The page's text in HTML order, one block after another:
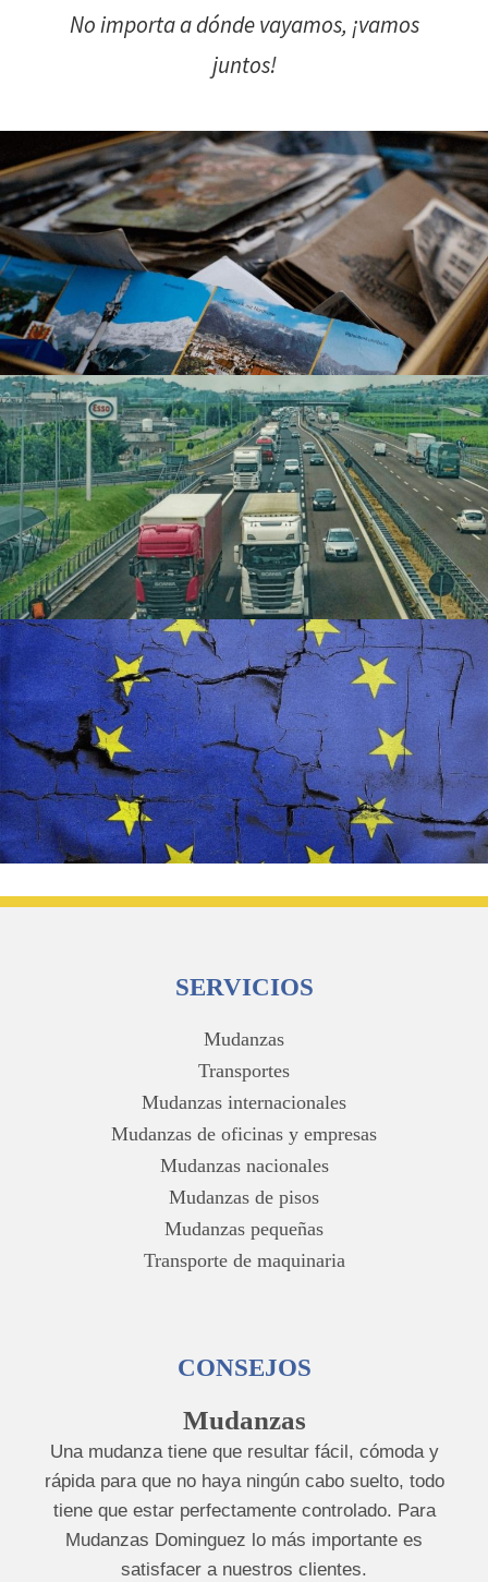
No importa a dónde vayamos, ¡vamos
juntos!
SERVICIOS
Mudanzas
Transportes
Mudanzas internacionales
Mudanzas de oficinas y empresas
Mudanzas nacionales
Mudanzas de pisos
Mudanzas pequeñas
Transporte de maquinaria
CONSEJOS
Mudanzas
Una mudanza tiene que resultar fácil, cómoda y
rápida para que no haya ningún cabo suelto, todo
tiene que estar perfectamente controlado. Para
Mudanzas Dominguez lo más importante es
satisfacer a nuestros clientes.